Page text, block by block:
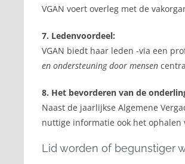
VGAN voert overleg met de
7. Ledenvoordeel:
VGAN biedt haar leden -via een
en ondersteuning door mensen
8. Het bevorderen van de
Naast de jaarlijkse Algemene
nuttige informatie ook het
Lid worden of begunstiger